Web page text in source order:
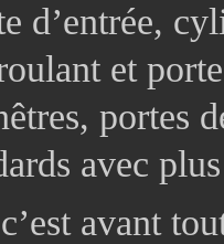
d’entrée,
et
portes
avec
avant